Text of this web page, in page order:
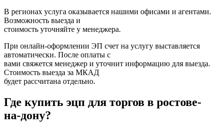
В регионах услуга оказывается нашими офисами и агентами.
Возможность выезда и
стоимость уточняйте у менеджера.
При онлайн-оформлении ЭП счет на услугу выставляется
автоматически. После оплаты с
вами свяжется менеджер и уточнит информацию для выезда.
Стоимость выезда за МКАД
будет рассчитана отдельно.
Где купить эцп для торгов в ростове-
на-дону?